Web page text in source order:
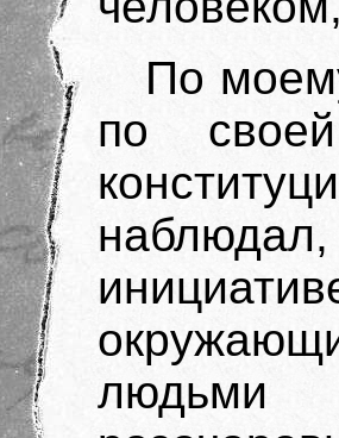
По
по
наблюдал,